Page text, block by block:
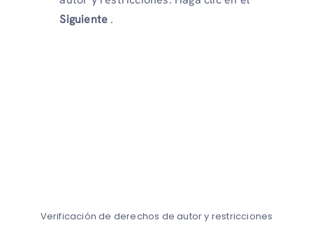
Siguiente .
Verificación de derechos de autor y restricciones